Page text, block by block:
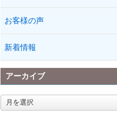
お客様の声
新着情報
アーカイブ
ア
ー